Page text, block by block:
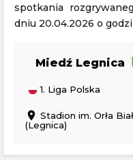
spotkania
dniu 20.04.2026 o
Miedź Legnica
1. Liga Polska
location_on Stadion im. Orła
(Legnica)